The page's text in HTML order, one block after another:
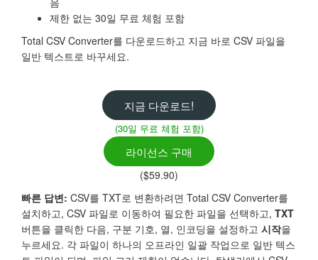
제한 없는 30일 무료 체험 포함
Total CSV Converter를 다운로드하고 지금 바로 CSV 파일을
일반 텍스트로 바꾸세요.
지금 다운로드!
(30일 무료 체험 포함)
라이선스 구매
($59.90)
빠른 답변: CSV를 TXT로 변환하려면 Total CSV Converter를
설치하고, CSV 파일로 이동하여 필요한 파일을 선택하고, TXT
버튼을 클릭한 다음, 구분 기호, 열, 인코딩을 설정하고 시작을
누르세요. 각 파일이 하나의 오프라인 일괄 작업으로 일반 텍스